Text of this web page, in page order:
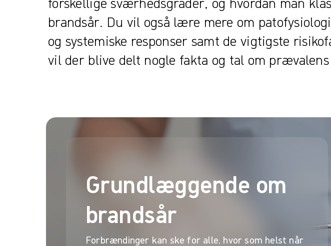
brandsår. Du vil også lære mere om
og systemiske responser samt de vigtigste
vil der blive delt nogle fakta og tal om prævalens
Grundlæggende om
brandsår
Forbrændinger kan ske for alle, hvor som helst når